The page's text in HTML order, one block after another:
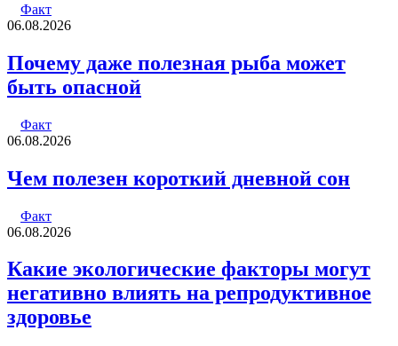
Факт
06.08.2026
Почему даже полезная рыба может
быть опасной
Факт
06.08.2026
Чем полезен короткий дневной сон
Факт
06.08.2026
Какие экологические факторы могут
негативно влиять на репродуктивное
здоровье